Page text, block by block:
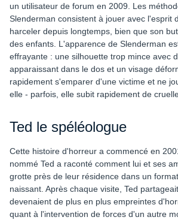
un utilisateur de forum en 2009. Les
Slenderman consistent à jouer avec l'esprit
harceler depuis longtemps, bien que son
des enfants. L'apparence de Slenderman
effrayante : une silhouette trop mince avec
apparaissant dans le dos et un visage
rapidement s'emparer d'une victime et ne
elle - parfois, elle subit rapidement de
Ted le spéléologue
Cette histoire d'horreur a commencé en
nommé Ted a raconté comment lui et ses
grotte près de leur résidence dans un
naissant. Après chaque visite, Ted
devenaient de plus en plus empreintes
quant à l'intervention de forces d'un autre